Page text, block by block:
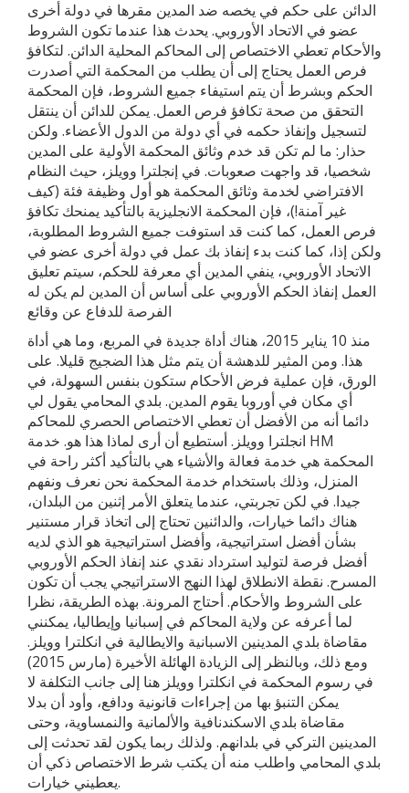
الدائن على حكم في يخصه ضد المدين مقرها في دولة أخرى
عضو في الاتحاد الأوروبي. يحدث هذا عندما تكون الشروط
والأحكام تعطي الاختصاص إلى المحاكم المحلية الدائن. لتكافؤ
فرص العمل يحتاج إلى أن يطلب من المحكمة التي أصدرت
الحكم وبشرط أن يتم استيفاء جميع الشروط، فإن المحكمة
التحقق من صحة تكافؤ فرص العمل. يمكن للدائن أن ينتقل
لتسجيل وإنفاذ حكمه في أي دولة من الدول الأعضاء. ولكن
حذار: ما لم تكن قد خدم وثائق المحكمة الأولية على المدين
شخصيا، قد واجهت صعوبات. في إنجلترا وويلز، حيث النظام
الافتراضي لخدمة وثائق المحكمة هو أول وظيفة فئة (كيف
غير آمنة!)، فإن المحكمة الانجليزية بالتأكيد يمنحك تكافؤ
فرص العمل، كما كنت قد استوفت جميع الشروط المطلوبة،
ولكن إذا، كما كنت بدء إنفاذ بك عمل في دولة أخرى عضو في
الاتحاد الأوروبي، ينفي المدين أي معرفة للحكم، سيتم تعليق
العمل إنفاذ الحكم الأوروبي على أساس أن المدين لم يكن له
الفرصة للدفاع عن وقائع
منذ 10 يناير 2015، هناك أداة جديدة في المربع، وما هي أداة
هذا. ومن المثير للدهشة أن يتم مثل هذا الضجيج قليلا. على
الورق، فإن عملية فرض الأحكام ستكون بنفس السهولة، في
أي مكان في أوروبا يقوم المدين. بلدي المحامي يقول لي
دائما أنه من الأفضل أن تعطي الاختصاص الحصري للمحاكم
انجلترا وويلز. أستطيع أن أرى لماذا هذا هو. خدمة HM
المحكمة هي خدمة فعالة والأشياء هي بالتأكيد أكثر راحة في
المنزل، وذلك باستخدام خدمة المحكمة نحن نعرف ونفهم
جيدا. في لكن تجربتي، عندما يتعلق الأمر إثنين من البلدان،
هناك دائما خيارات، والدائنين تحتاج إلى اتخاذ قرار مستنير
بشأن أفضل استراتيجية، وأفضل استراتيجية هو الذي لديه
أفضل فرصة لتوليد استرداد نقدي عند إنفاذ الحكم الأوروبي
المسرح. نقطة الانطلاق لهذا النهج الاستراتيجي يجب أن تكون
على الشروط والأحكام. أحتاج المرونة. بهذه الطريقة، نظرا
لما أعرفه عن ولاية المحاكم في إسبانيا وإيطاليا، يمكنني
مقاضاة بلدي المدينين الاسبانية والايطالية في انكلترا وويلز.
ومع ذلك، وبالنظر إلى الزيادة الهائلة الأخيرة (مارس 2015)
في رسوم المحكمة في انكلترا وويلز هنا إلى جانب التكلفة لا
يمكن التنبؤ بها من إجراءات قانونية ودافع، وأود أن بدلا
مقاضاة بلدي الاسكندنافية والألمانية والنمساوية، وحتى
المدينين التركي في بلدانهم. ولذلك ربما يكون لقد تحدثت إلى
بلدي المحامي واطلب منه أن يكتب شرط الاختصاص ذكي أن
يعطيني خيارات.